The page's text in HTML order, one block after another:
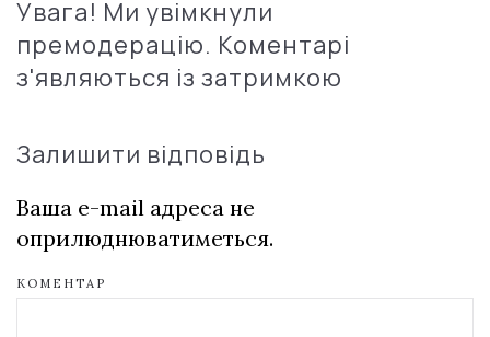
Увага! Ми увімкнули
премодерацію. Коментарі
з'являються із затримкою
Залишити відповідь
Ваша e-mail адреса не
оприлюднюватиметься.
КОМЕНТАР